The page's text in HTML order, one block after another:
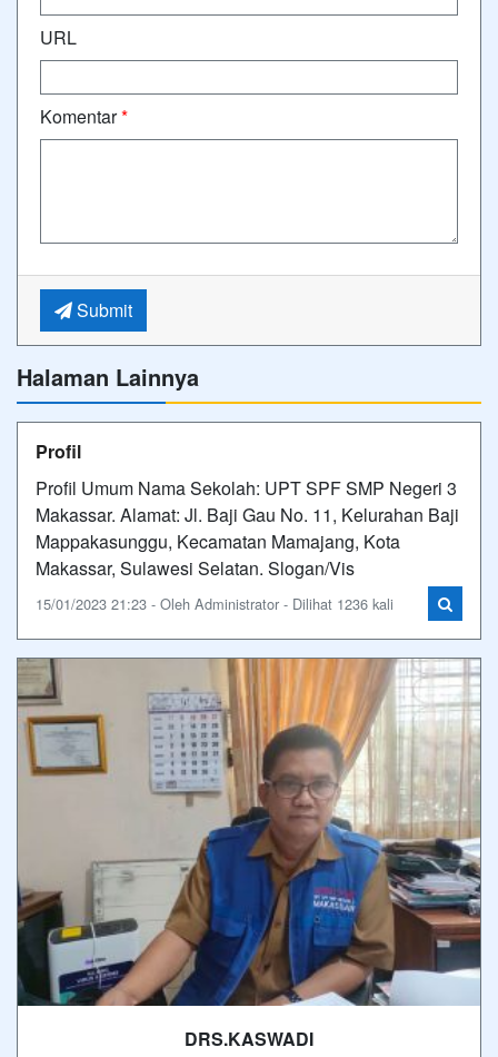
URL
Komentar*
Submit
Halaman Lainnya
Profil
Profil Umum Nama Sekolah: UPT SPF SMP Negeri 3
Makassar. Alamat: Jl. Baji Gau No. 11, Kelurahan Baji
Mappakasunggu, Kecamatan Mamajang, Kota
Makassar, Sulawesi Selatan. Slogan/Vis
15/01/2023 21:23 - Oleh Administrator - Dilihat 1236 kali
DRS.KASWADI